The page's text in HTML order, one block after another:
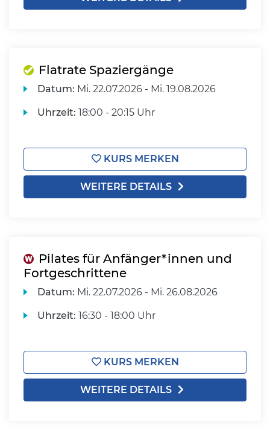
Flatrate Spaziergänge
Datum: Mi. 22.07.2026 - Mi. 19.08.2026
Uhrzeit: 18:00 - 20:15 Uhr
KURS MERKEN
WEITERE DETAILS
Pilates für Anfänger*innen und
Fortgeschrittene
Datum: Mi. 22.07.2026 - Mi. 26.08.2026
Uhrzeit: 16:30 - 18:00 Uhr
KURS MERKEN
WEITERE DETAILS